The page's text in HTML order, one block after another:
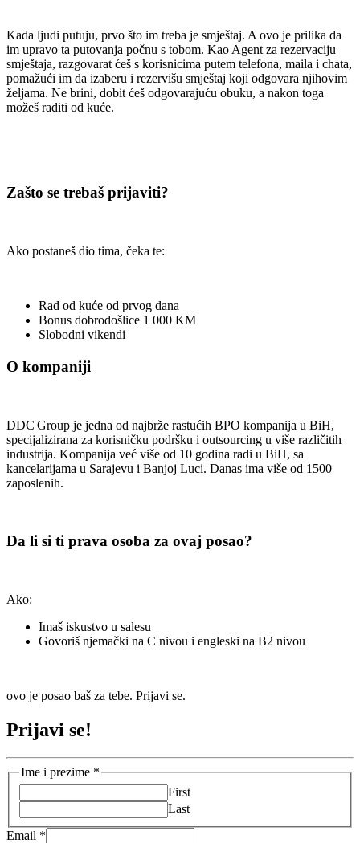
Kada ljudi putuju, prvo što im treba je smještaj. A ovo je prilika da
im upravo ta putovanja počnu s tobom. Kao Agent za rezervaciju
smještaja, razgovarat ćeš s korisnicima putem telefona, maila i chata,
pomažući im da izaberu i rezervišu smještaj koji odgovara njihovim
željama. Ne brini, dobit ćeš odgovarajuću obuku, a nakon toga
možeš raditi od kuće.
Zašto se trebaš prijaviti?
Ako postaneš dio tima, čeka te:
Rad od kuće od prvog dana
Bonus dobrodošlice 1 000 KM
Slobodni vikendi
O kompaniji
DDC Group je jedna od najbrže rastućih BPO kompanija u BiH,
specijalizirana za korisničku podršku i outsourcing u više različitih
industrija. Kompanija već više od 10 godina radi u BiH, sa
kancelarijama u Sarajevu i Banjoj Luci. Danas ima više od 1500
zaposlenih.
Da li si ti prava osoba za ovaj posao?
Ako:
Imaš iskustvo u salesu
Govoriš njemački na C nivou i engleski na B2 nivou
ovo je posao baš za tebe. Prijavi se.
Prijavi se!
Ime i prezime *
First
Last
Email *